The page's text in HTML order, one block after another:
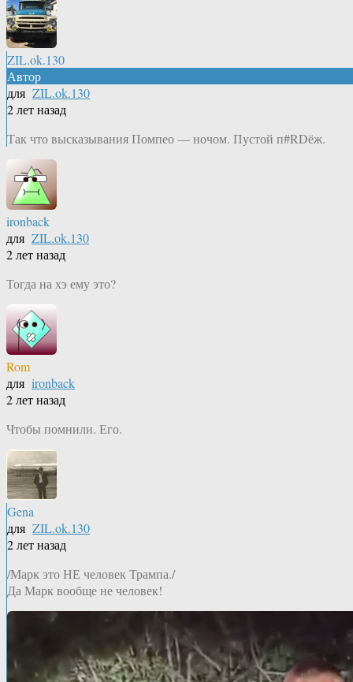
ZIL.ok.130
Автор
для ZIL.ok.130
2 лет назад
Так что высказывания Помпео — ночом. Пустой п#RDёж.
ironback
для ZIL.ok.130
2 лет назад
Тогда на хэ ему это?
Rom
для ironback
2 лет назад
Чтобы помнили. Его.
Gena
для ZIL.ok.130
2 лет назад
/Марк это НЕ человек Трампа./
Да Марк вообще не человек!